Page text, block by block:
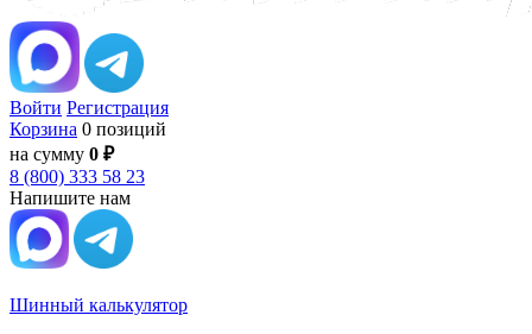
Войти Регистрация
Корзина 0 позиций
на сумму 0 ₽
8 (800) 333 58 23
Напишите нам
Шинный калькулятор